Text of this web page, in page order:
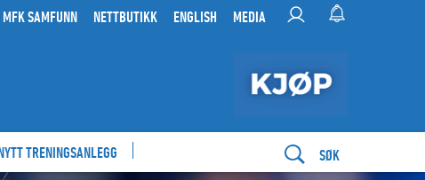
MFK SAMFUNN NETTBUTIKK ENGLISH MEDIA
TRENINGSANLEGG SØK